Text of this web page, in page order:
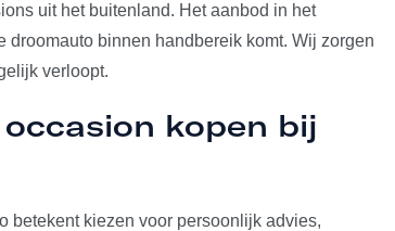
uit het buitenland. Het aanbod in het
binnen handbereik komt. Wij zorgen
verloopt.
kopen bij
betekent kiezen voor persoonlijk advies,